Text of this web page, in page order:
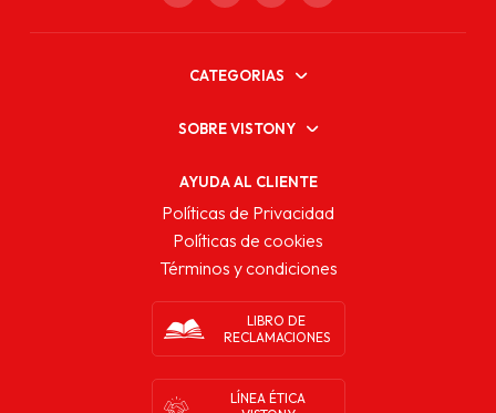
CATEGORIAS
SOBRE VISTONY
AYUDA AL CLIENTE
Políticas de Privacidad
Políticas de cookies
Términos y condiciones
LIBRO DE
RECLAMACIONES
LÍNEA ÉTICA